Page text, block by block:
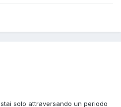
stai solo attraversando un periodo